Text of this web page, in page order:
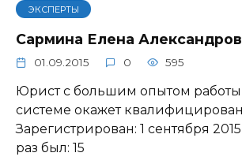
ЭКСПЕРТЫ
Сармина Елена
01.09.2015 0 595
Юрист с большим опытом
системе окажет
Зарегистрирован: 1 сентября
раз был: 15